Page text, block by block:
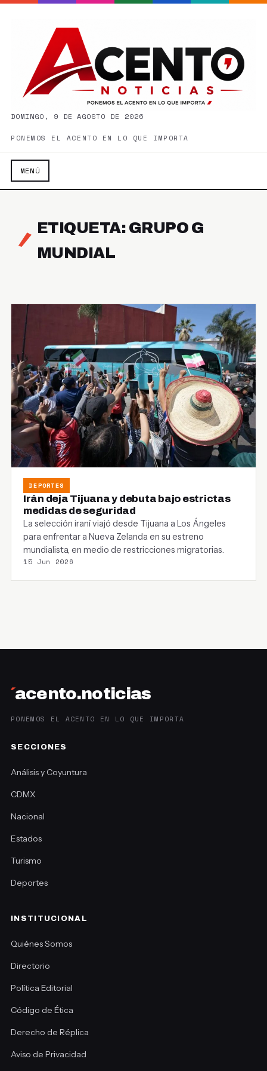
DOMINGO, 9 DE AGOSTO DE 2026
PONEMOS EL ACENTO EN LO QUE IMPORTA
MENÚ
ETIQUETA: GRUPO G
MUNDIAL
DEPORTES
Irán deja Tijuana y debuta bajo estrictas
medidas de seguridad
La selección iraní viajó desde Tijuana a Los Ángeles
para enfrentar a Nueva Zelanda en su estreno
mundialista, en medio de restricciones migratorias.
15 Jun 2026
´acento.noticias
PONEMOS EL ACENTO EN LO QUE IMPORTA
SECCIONES
Análisis y Coyuntura
CDMX
Nacional
Estados
Turismo
Deportes
INSTITUCIONAL
Quiénes Somos
Directorio
Política Editorial
Código de Ética
Derecho de Réplica
Aviso de Privacidad